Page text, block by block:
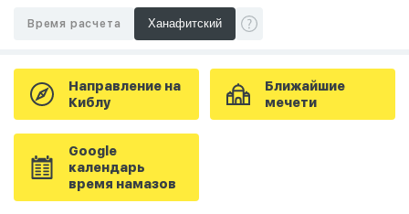
Время расчета
Направление на
Киблу
Ближайшие
мечети
Google
календарь
время намазов